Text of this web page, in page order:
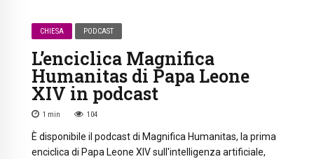
CHIESA PODCAST
L’enciclica Magnifica
Humanitas di Papa Leone
XIV in podcast
1 min 104
È disponibile il podcast di Magnifica Humanitas, la prima
enciclica di Papa Leone XIV sull'intelligenza artificiale,